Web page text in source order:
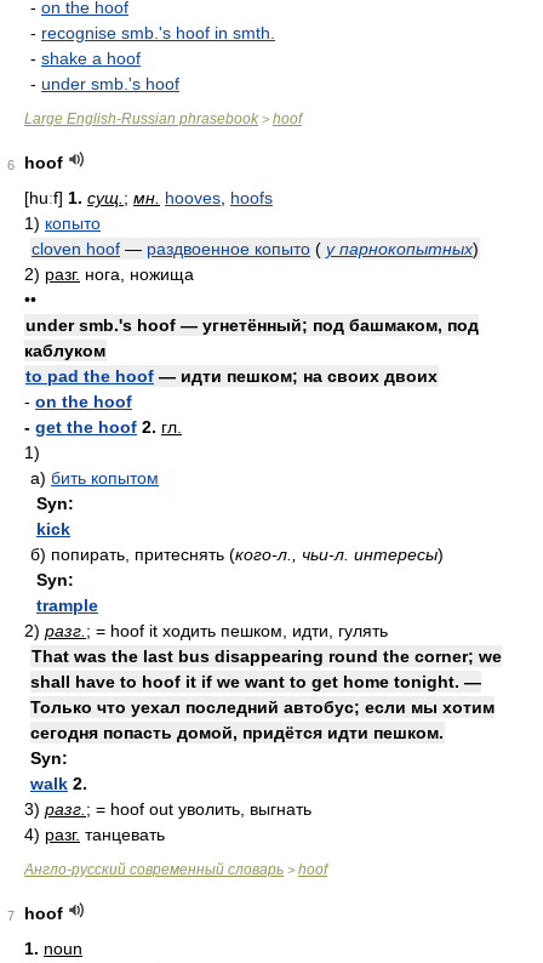
- on the hoof
- recognise smb.'s hoof in smth.
- shake a hoof
- under smb.'s hoof
Large English-Russian phrasebook > hoof
6
hoof
[huːf] 1. сущ. ; мн. hooves hoofs
1) копыто
cloven hoof — раздвоенное копыто ( у парнокопытных)
2) разг. нога, ножища
••
under smb.'s hoof — угнетённый; под башмаком, под
каблуком
to pad the hoof — идти пешком; на своих двоих
- on the hoof
- get the hoof 2. гл.
1)
а) бить копытом
Syn:
kick
б) попирать, притеснять (кого-л., чьи-л. интересы)
Syn:
trample
2) разг. ; = hoof it ходить пешком, идти, гулять
That was the last bus disappearing round the corner; we
shall have to hoof it if we want to get home tonight. —
Только что уехал последний автобус; если мы хотим
сегодня попасть домой, придётся идти пешком.
Syn:
walk 2.
3) разг. ; = hoof out уволить, выгнать
4) разг. танцевать
Англо-русский современный словарь > hoof
7
hoof
1. noun